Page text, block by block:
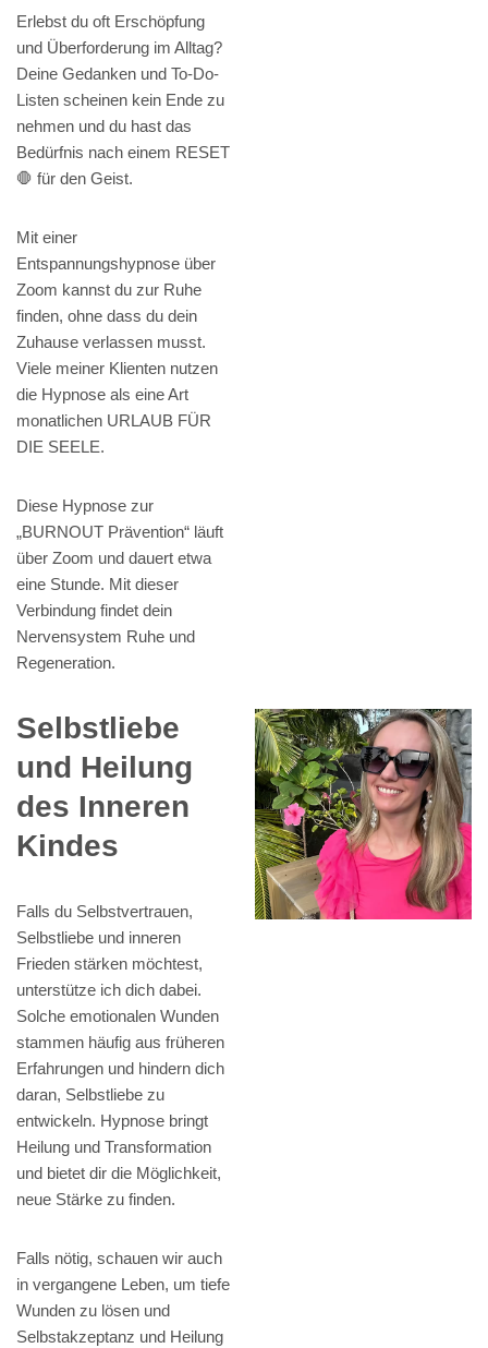
Erlebst du oft Erschöpfung
und Überforderung im Alltag?
Deine Gedanken und To-Do-
Listen scheinen kein Ende zu
nehmen und du hast das
Bedürfnis nach einem RESET
🛑 für den Geist.
Mit einer
Entspannungshypnose über
Zoom kannst du zur Ruhe
finden, ohne dass du dein
Zuhause verlassen musst.
Viele meiner Klienten nutzen
die Hypnose als eine Art
monatlichen URLAUB FÜR
DIE SEELE.
Diese Hypnose zur
„BURNOUT Prävention“ läuft
über Zoom und dauert etwa
eine Stunde. Mit dieser
Verbindung findet dein
Nervensystem Ruhe und
Regeneration.
Selbstliebe
und Heilung
des Inneren
Kindes
Falls du Selbstvertrauen,
Selbstliebe und inneren
Frieden stärken möchtest,
unterstütze ich dich dabei.
Solche emotionalen Wunden
stammen häufig aus früheren
Erfahrungen und hindern dich
daran, Selbstliebe zu
entwickeln. Hypnose bringt
Heilung und Transformation
und bietet dir die Möglichkeit,
neue Stärke zu finden.
Falls nötig, schauen wir auch
in vergangene Leben, um tiefe
Wunden zu lösen und
Selbstakzeptanz und Heilung